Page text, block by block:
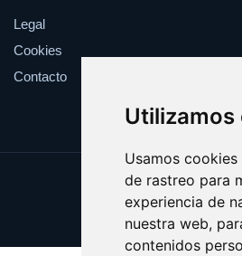
Utilizamos
Usamos
de rastreo para
experiencia de
nuestra web,
contenidos
Legal
Cookies
Contacto
Update cookies
Copyright © 2025